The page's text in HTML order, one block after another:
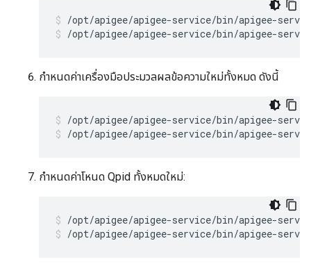
/opt/apigee/apigee-service/bin/apigee-
/opt/apigee/apigee-service/bin/apigee-
กำหนดค่าเครื่องมือประมวลผลข้อความใหม่ทั้งหมด ดังนี้
/opt/apigee/apigee-service/bin/apigee-
/opt/apigee/apigee-service/bin/apigee-
กำหนดค่าโหนด Qpid ทั้งหมดใหม่:
/opt/apigee/apigee-service/bin/apigee-
/opt/apigee/apigee-service/bin/apigee-